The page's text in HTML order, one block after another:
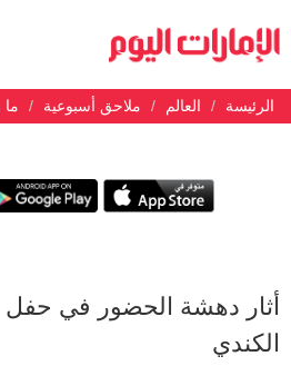
الرئيسة العالم ملاحق أسبوعية ما
أثار دهشة الحضور في حفل
الكندي